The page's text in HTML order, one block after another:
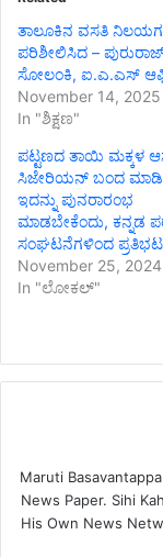
ತಾಲೂಕಿನ ವಸತಿ
ಪರಿಶೀಲಿಸಿದ –
ಸೋಲಂಕಿ, ಐ.ಎ.ಎಸ್
November 14, 2025
In "ಶಿಕ್ಷಣ"
ಪಟ್ಟಣದ ತಾಯಿ ಮಕ್ಕಳ
ಸಿಜೇರಿಯನ್ ಬಂದ
ಇದನ್ನು ಪುನರಾರಂಭ
ಮಾಡಬೇಕೆಂದು, ಕನ್ನಡ
ಸಂಘಟನೆಗಳಿಂದ
November 25, 2024
In "ಲೋಕಲ್"
Maruti
News Paper. Sihi
His Own News